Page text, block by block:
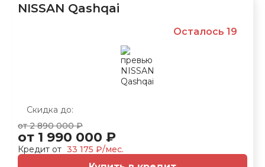
NISSAN Qashqai
Осталось 19
Скидка до:
от 2 890 000 ₽
от 1 990 000 ₽
Кредит от 33 175 ₽/мес.